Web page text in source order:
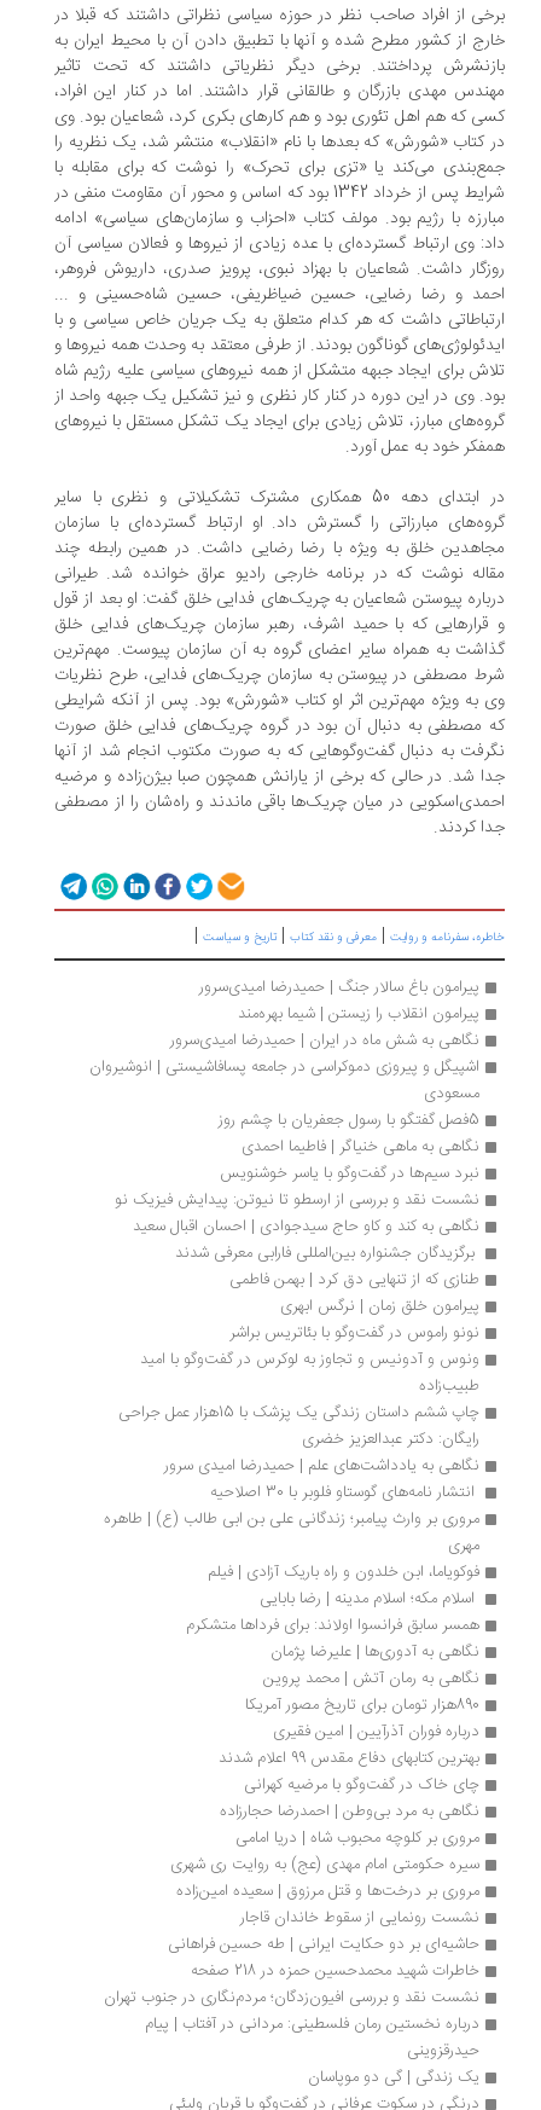
از افراد صاحب نظر در حوزه سیاسی نظراتی داشتند که قبلا در
از کشور مطرح شده و آنها با تطبیق دادن آن با محیط ایران به
پرداختند. برخی دیگر نظریاتی داشتند که تحت تاثیر
مهدی بازرگان و طالقانی قرار داشتند. اما در کنار این افراد،
که هم اهل تئوری بود و هم کارهای بکری کرد، شعاعیان بود. وی
کتاب «شورش» که بعدها با نام «انقلاب» منتشر شد، یک نظریه را
می‌کند یا «تزی برای تحرک» را نوشت که برای مقابله با
شرایط پس از خرداد 1342 بود که اساس و محور آن مقاومت منفی در
با رژیم بود. مولف کتاب «احزاب و سازمان‌های سیاسی» ادامه
وی ارتباط گسترده‌ای با عده زیادی از نیروها و فعالان سیاسی آن
داشت. شعاعیان با بهزاد نبوی، پرویز صدری، داریوش فروهر،
و رضا رضایی، حسین ضیاظریفی، حسین شاه‌حسینی و ...
داشت که هر کدام متعلق به یک جریان خاص سیاسی و با
گوناگون بودند. از طرفی معتقد به وحدت همه نیروها و
برای ایجاد جبهه متشکل از همه نیروهای سیاسی علیه رژیم شاه
وی در این دوره در کنار کار نظری و نیز تشکیل یک جبهه واحد از
مبارز، تلاش زیادی برای ایجاد یک تشکل مستقل با نیروهای
خود به عمل آورد.
در ابتدای دهه 50 همکاری مشترک تشکیلاتی و نظری با سایر
مبارزاتی را گسترش داد. او ارتباط گسترده‌ای با سازمان
خلق به ویژه با رضا رضایی داشت. در همین رابطه چند
نوشت که در برنامه خارجی رادیو عراق خوانده شد. طیرانی
پیوستن شعاعیان به چریک‌های فدایی خلق گفت: او بعد از قول
که با حمید اشرف، رهبر سازمان چریک‌های فدایی خلق
به همراه سایر اعضای گروه به آن سازمان پیوست. مهم‌ترین
مصطفی در پیوستن به سازمان چریک‌های فدایی، طرح نظریات
به ویژه مهم‌ترین اثر او کتاب «شورش» بود. پس از آنکه شرایطی
مصطفی به دنبال آن بود در گروه چریک‌های فدایی خلق صورت
به دنبال گفت‌وگوهایی که به صورت مکتوب انجام شد از آنها
شد. در حالی که برخی از یارانش همچون صبا بیژن‌زاده و مرضیه
در میان چریک‌ها باقی ماندند و راه‌شان را از مصطفی
کردند.
سفرنامه‌ و روایت|معرفی و نقد کتاب|تاریخ و سیاست |
پیرامون باغ سالار جنگ | حمیدرضا امیدی‌سرور
پیرامون انقلاب را زیستن | شیما بهره‌مند
نگاهی به شش ماه در ایران | حمیدرضا امیدی‌سرور
اشپیگل و پیروزی دموکراسی در جامعه پسا‌فاشیستی | انوشیروان
مسعودی
نگاهی به ماهی خنیاگر | فاطیما احمدی
نبرد سیم‌ها در گفت‌وگو با یاسر خوشنویس
نشست نقد و بررسی از ارسطو تا نیوتن: پیدایش فیزیک نو
نگاهی به کند و کاو حاج سیدجوادی | احسان اقبال سعید
برگزیدگان جشنواره بین‌المللی فارابی معرفی شدند
طنازی كه از تنهایی دق كرد | بهمن فاطمی
پیرامون خلق زمان | نرگس ابهری
نونو راموس در گفت‌وگو با بئاتریس براشر
ونوس و آدونیس و تجاوز به لوکرس در گفت‌وگو با امید
طبیب‌زاده
رایگان: دکتر عبدالعزیز خضری
نگاهی به یادداشت‌های علم | حمیدرضا امیدی سرور
انتشار نامه‌های گوستاو فلوبر با 30 اصلاحیه
مروری بر وارث پیامبر؛ زندگانی علی بن ابی طالب (ع) | طاهره
فوکویاما، ابن خلدون و راه باریک آزادی | فیلم
اسلام مکه؛ اسلام مدینه | رضا بابايی
همسر سابق فرانسوا اولاند: برای فرداها متشکرم
نگاهی به آدوری‌ها | علیرضا پژمان
نگاهی به رمان آتش | محمد پروین
درباره فوران آذرآیین | امین فقیری
بهترین کتابهای دفاع مقدس 99 اعلام شدند
چای خاک در گفت‌وگو با مرضیه کهرانی
نگاهی به مرد بی‌وطن | احمدرضا حجارزاده
مروری بر کلوچه محبوب شاه | دریا امامی
سیره حکومتی امام مهدی (عج) به روایت ری شهری
مروری بر درخت‌ها و قتل مرزوق | سعیده امین‌زاده
نشست رونمایی از سقوط خاندان قاجار
حاشیه‌ای بر دو حکایت ایرانی | طه حسین فراهانی
خاطرات شهید محمدحسین حمزه در 218 صفحه
نشست نقد و بررسی افیون‌زدگان؛ مردم‌نگاری در جنوب تهران
درباره نخستین رمان فلسطینی: مردانی در آفتاب | پیام
حیدرقزوینی
یک زندگی | گی دو موپاسان
درنگی در سکوت عرفانی در گفت‌وگو با قربان ولیئی